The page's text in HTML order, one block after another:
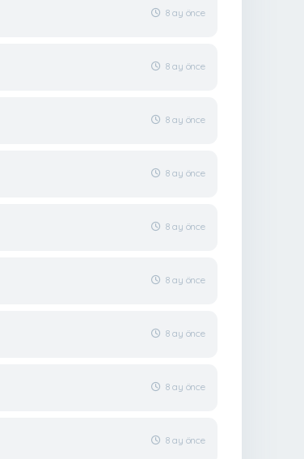
8 ay önce
8 ay önce
8 ay önce
8 ay önce
8 ay önce
8 ay önce
8 ay önce
8 ay önce
8 ay önce